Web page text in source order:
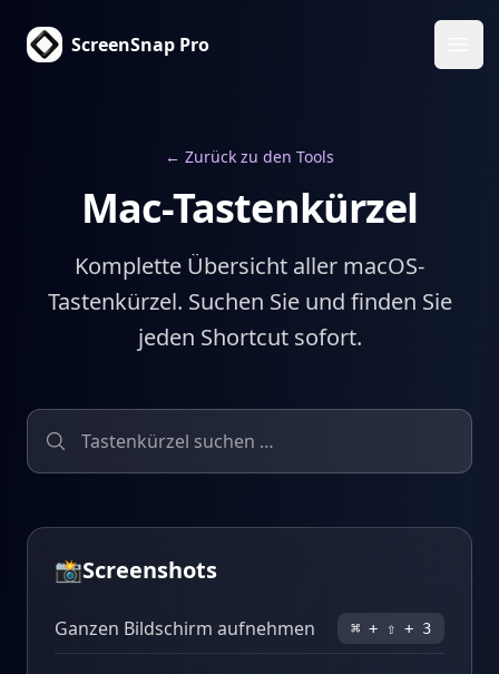
ScreenSnap Pro
← Zurück zu den Tools
Mac-Tastenkürzel
Komplette Übersicht aller macOS-
Tastenkürzel. Suchen Sie und finden Sie
jeden Shortcut sofort.
📸Screenshots
Ganzen Bildschirm aufnehmen ⌘ + ⇧ + 3